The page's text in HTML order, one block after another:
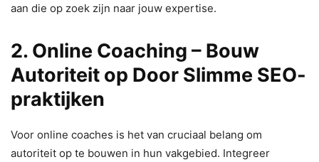
aan die op zoek zijn naar jouw expertise.
2. Online Coaching – Bouw
Autoriteit op Door Slimme SEO-
praktijken
Voor online coaches is het van cruciaal belang om
autoriteit op te bouwen in hun vakgebied. Integreer